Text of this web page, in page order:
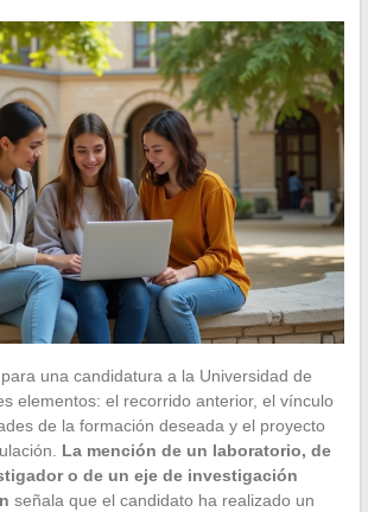
una candidatura a la Universidad de
elementos: el recorrido anterior, el vínculo
de la formación deseada y el proyecto
La mención de un laboratorio, de
o de un eje de investigación
señala que el candidato ha realizado un